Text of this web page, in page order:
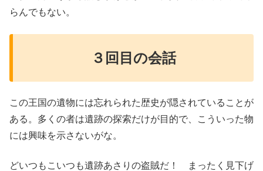
らんでもない。
３回目の会話
この王国の遺物には忘れられた歴史が隠されていることが
ある。多くの者は遺跡の探索だけが目的で、こういった物
には興味を示さないがな。
どいつもこいつも遺跡あさりの盗賊だ！ まったく見下げ